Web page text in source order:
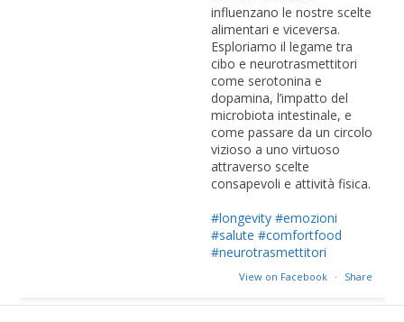
influenzano le nostre scelte
alimentari e viceversa.
Esploriamo il legame tra
cibo e neurotrasmettitori
come serotonina e
dopamina, l’impatto del
microbiota intestinale, e
come passare da un circolo
vizioso a uno virtuoso
attraverso scelte
consapevoli e attività fisica.
#longevity #emozioni
#salute #comfortfood
#neurotrasmettitori
View on Facebook · Share